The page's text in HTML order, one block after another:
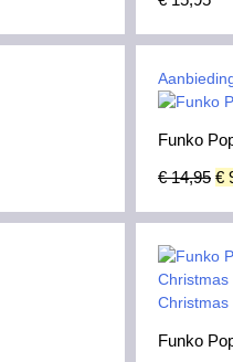
Funko
€14,95 €
Funko